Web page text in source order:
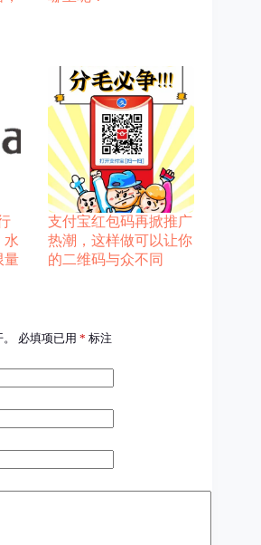
水
量
支付宝红包码再掀推广
热潮，这样做可以让你
的二维码与众不同
必填项已用 * 标注